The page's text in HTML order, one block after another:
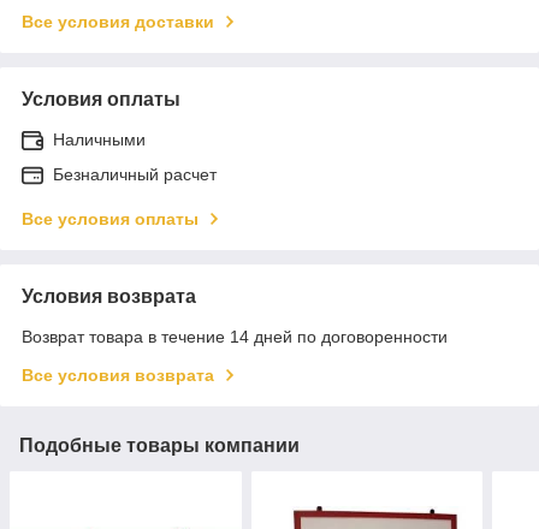
Все условия доставки
Условия оплаты
Наличными
Безналичный расчет
Все условия оплаты
Условия возврата
Возврат товара в течение 14 дней по договоренности
Все условия возврата
Подобные товары компании